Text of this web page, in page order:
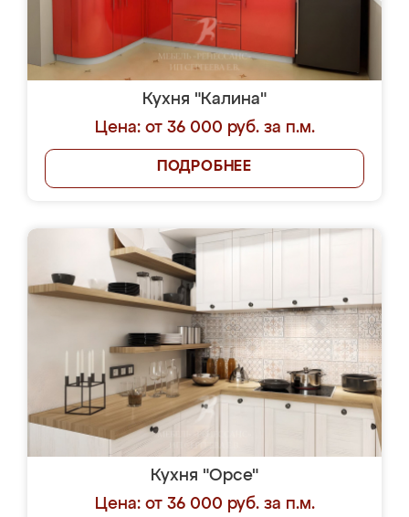
Кухня "Калина"
Цена: от 36 000 руб. за п.м.
ПОДРОБНЕЕ
Кухня "Орсе"
Цена: от 36 000 руб. за п.м.